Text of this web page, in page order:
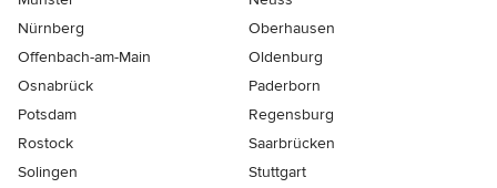
Nürnberg
Oberhausen
Offenbach-am-Main
Oldenburg
Osnabrück
Paderborn
Potsdam
Regensburg
Rostock
Saarbrücken
Solingen
Stuttgart